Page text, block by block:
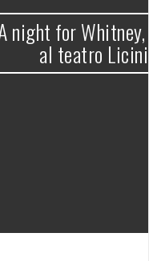
di pubblico
di Erba (Co)